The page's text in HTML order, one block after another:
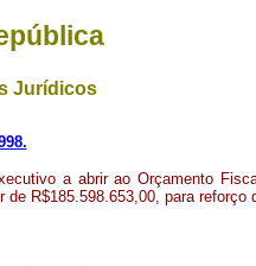
Jurídicos
a abrir ao Orçamento
de R$185.598.653,00, para